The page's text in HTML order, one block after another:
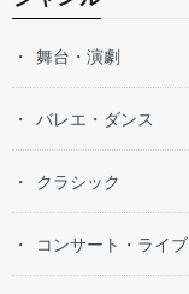
舞台・演劇
バレエ・ダンス
クラシック
コンサート・ライブ